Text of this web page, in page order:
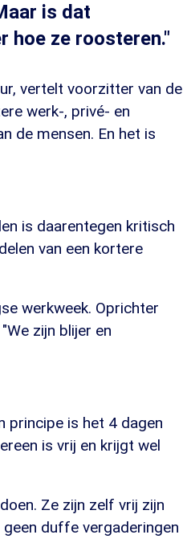
is dat
hoe ze roosteren."
vertelt voorzitter van de
werk-, privé- en
de mensen. En het is
is daarentegen kritisch
van een kortere
werkweek. Oprichter
zijn blijer en
principe is het 4 dagen
is vrij en krijgt wel
Ze zijn zelf vrij zijn
duffe vergaderingen